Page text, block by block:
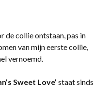
de collie ontstaan, pas in
van mijn eerste collie,
vernoemd.
Sweet Love’ staat sinds